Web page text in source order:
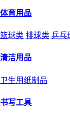
体育用品
篮球类 排球类 乒乓
清洁用品
卫生用纸制品
书写工具